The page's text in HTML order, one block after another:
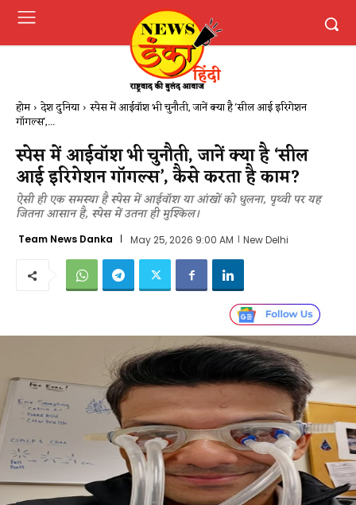
होम देश दुनिया स्पेस में आईवॉश भी चुनौती, जानें क्या है 'सील आई इरिगेशन
गॉगल्स',...
स्पेस में आईवॉश भी चुनौती, जानें क्या है ‘सील
आई इरिगेशन गॉगल्स’, कैसे करता है काम?
ऐसी ही एक समस्या है स्पेस में आईवॉश या आंखों को धुलना, पृथ्वी पर यह
जितना आसान है, स्पेस में उतना ही मुश्किल।
Team News Danka May 25, 2026 9:00 AM New Delhi